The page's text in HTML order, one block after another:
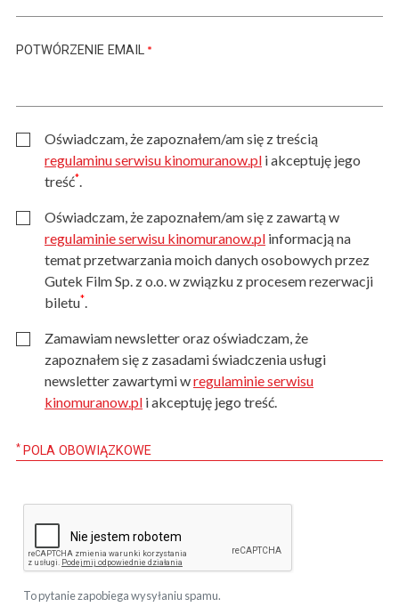
POTWÓRZENIE EMAIL
Oświadczam, że zapoznałem/am się z treścią
regulaminu serwisu kinomuranow.pl i akceptuję jego
treść*.
Oświadczam, że zapoznałem/am się z zawartą w
regulaminie serwisu kinomuranow.pl informacją na
temat przetwarzania moich danych osobowych przez
Gutek Film Sp. z o.o. w związku z procesem rezerwacji
biletu*.
Zamawiam newsletter oraz oświadczam, że
zapoznałem się z zasadami świadczenia usługi
newsletter zawartymi wregulaminie serwisu
kinomuranow.pl i akceptuję jego treść.
* POLA OBOWIĄZKOWE
To pytanie zapobiega wysyłaniu spamu.